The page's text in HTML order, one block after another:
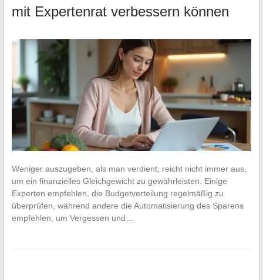
mit Expertenrat verbessern können
Weniger auszugeben, als man verdient, reicht nicht immer aus,
um ein finanzielles Gleichgewicht zu gewährleisten. Einige
Experten empfehlen, die Budgetverteilung regelmäßig zu
überprüfen, während andere die Automatisierung des Sparens
empfehlen, um Vergessen und…